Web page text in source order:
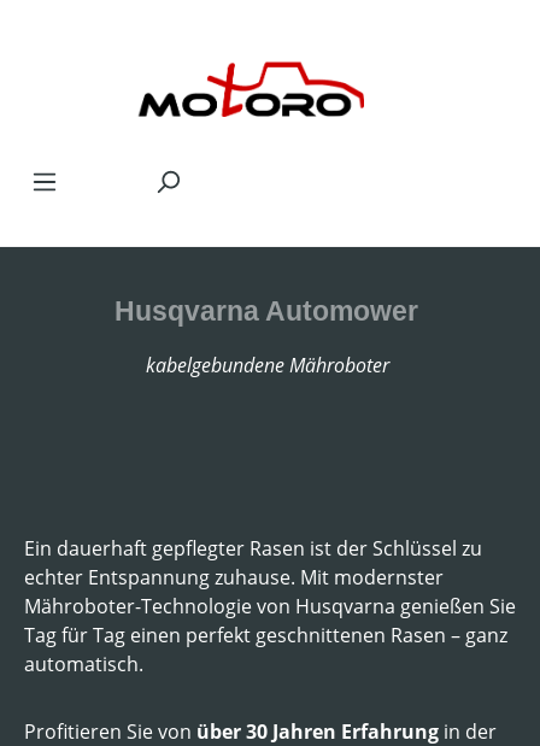
Husqvarna Automower
kabelgebundene Mähroboter
Ein dauerhaft gepflegter Rasen ist der Schlüssel zu
echter Entspannung zuhause. Mit modernster
Mähroboter-Technologie von Husqvarna genießen Sie
Tag für Tag einen perfekt geschnittenen Rasen – ganz
automatisch.
Profitieren Sie von über 30 Jahren Erfahrung in der